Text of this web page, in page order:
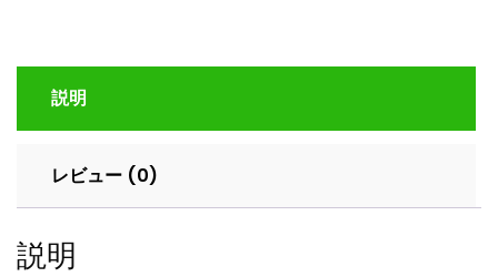
ド
ッ
デ
ー
説明
レビュー (0)
説明